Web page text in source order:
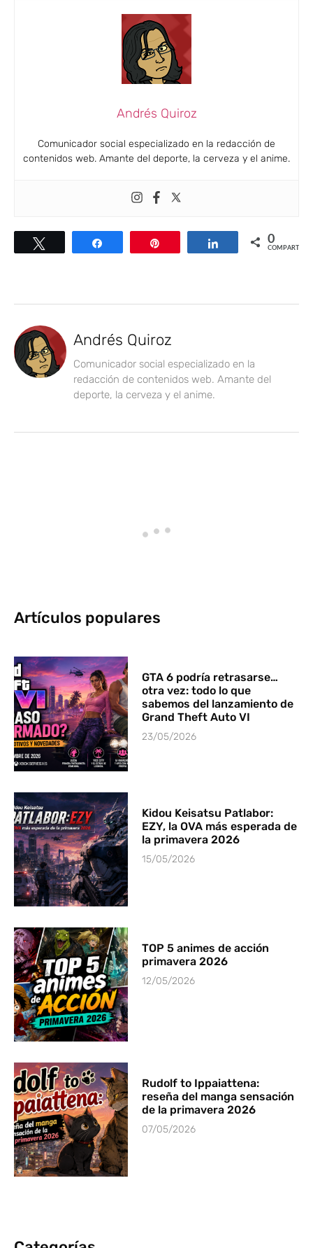
Andrés Quiroz
Comunicador social especializado en la redacción de
contenidos web. Amante del deporte, la cerveza y el anime.
Compartir Compartir0
COMPARTIR
Andrés Quiroz
Comunicador social especializado en la
redacción de contenidos web. Amante del
deporte, la cerveza y el anime.
Artículos populares
GTA 6 podría retrasarse…
otra vez: todo lo que
sabemos del lanzamiento de
Grand Theft Auto VI
23/05/2026
Kidou Keisatsu Patlabor:
EZY, la OVA más esperada de
la primavera 2026
15/05/2026
TOP 5 animes de acción
primavera 2026
12/05/2026
Rudolf to Ippaiattena:
reseña del manga sensación
de la primavera 2026
07/05/2026